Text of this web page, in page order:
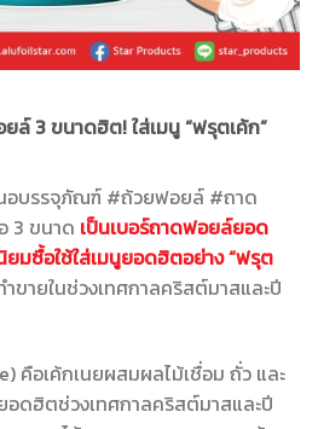
3 ขนาดฮิต! ใส่เมนู “ฟรุตเค้ก”
อบรรจุภัณฑ์ #ถ้วยฟอยล์ #ถาด
3 ขนาด เป็นเบอร์ถาดฟอยล์ยอด
ยมซื้อใช้ใส่เมนูยอดฮิตอย่าง “ฟรุต
ขายในช่วงเทศกาลคริสต์มาสและปี
คือเค้กเนยผสมผลไม้เชื่อม ถั่ว และ
อดฮิตช่วงเทศกาลคริสต์มาสและปี